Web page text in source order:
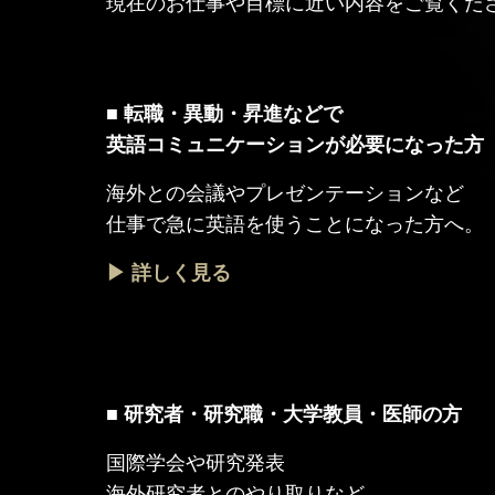
■ 転職・異動・昇進などで
英語コミュニケーションが必要になった方
海外との会議やプレゼンテーションなど
仕事で急に英語を使うことになった方へ。
▶ 詳しく見る
■ 研究者・研究職・大学教員・医師の方
国際学会や研究発表